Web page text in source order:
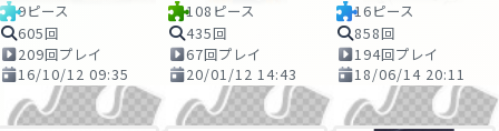
9ピース
605回
209回プレイ
16/10/12 09:35
108ピース
435回
67回プレイ
20/01/12 14:43
16ピース
858回
194回プレイ
18/06/14 20:11